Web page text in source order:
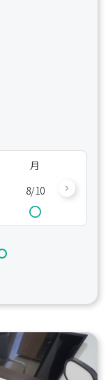
月
8/10
8/11